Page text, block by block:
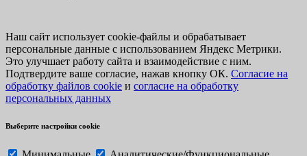
Наш сайт использует cookie-файлы и обрабатывает
персональные данные с использованием Яндекс Метрики.
Это улучшает работу сайта и взаимодействие с ним.
Подтвердите ваше согласие, нажав кнопку ОК. Согласие на
обработку файлов cookie и согласие на обработку
персональных данных
Выберите настройки cookie